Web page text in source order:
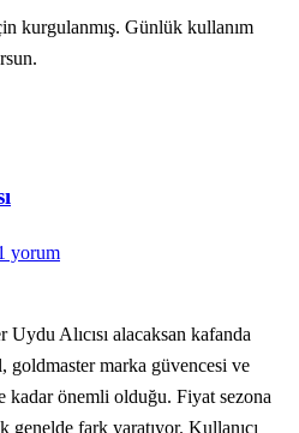
kurgulanmış. Günlük kullanım
yorum
Alıcısı alacaksan kafanda
goldmaster marka güvencesi ve
kadar önemli olduğu. Fiyat sezona
genelde fark yaratıyor. Kullanıcı